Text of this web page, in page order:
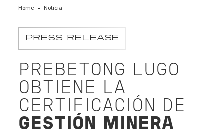
Home Noticia
PRESS RELEASE
PREBETONG LUGO
OBTIENE LA
CERTIFICACIÓN DE
GESTIÓN MINERA